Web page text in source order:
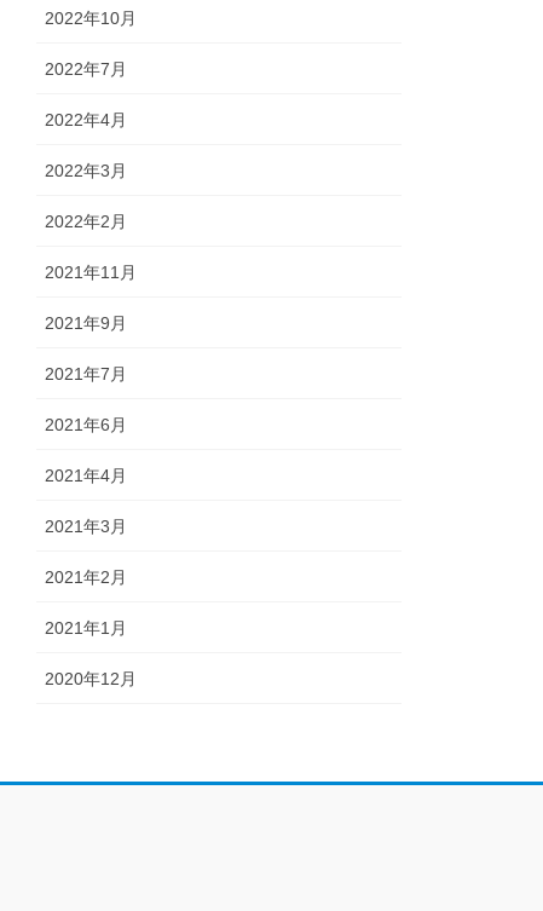
2022年10月
2022年7月
2022年4月
2022年3月
2022年2月
2021年11月
2021年9月
2021年7月
2021年6月
2021年4月
2021年3月
2021年2月
2021年1月
2020年12月